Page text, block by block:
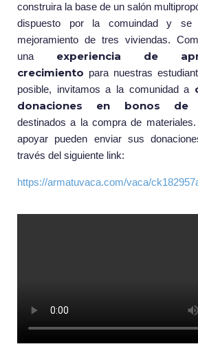
construira la base de un salón
dispuesto por la comuindad y se
mejoramiento de tres viviendas.
unaexperiencia de
crecimiento para nuestras
posible, invitamos a la comunidad a
donaciones en bonos de
destinados a la compra de
apoyar pueden enviar sus
través del siguiente link:
https://armatuvaca.com/vaca/